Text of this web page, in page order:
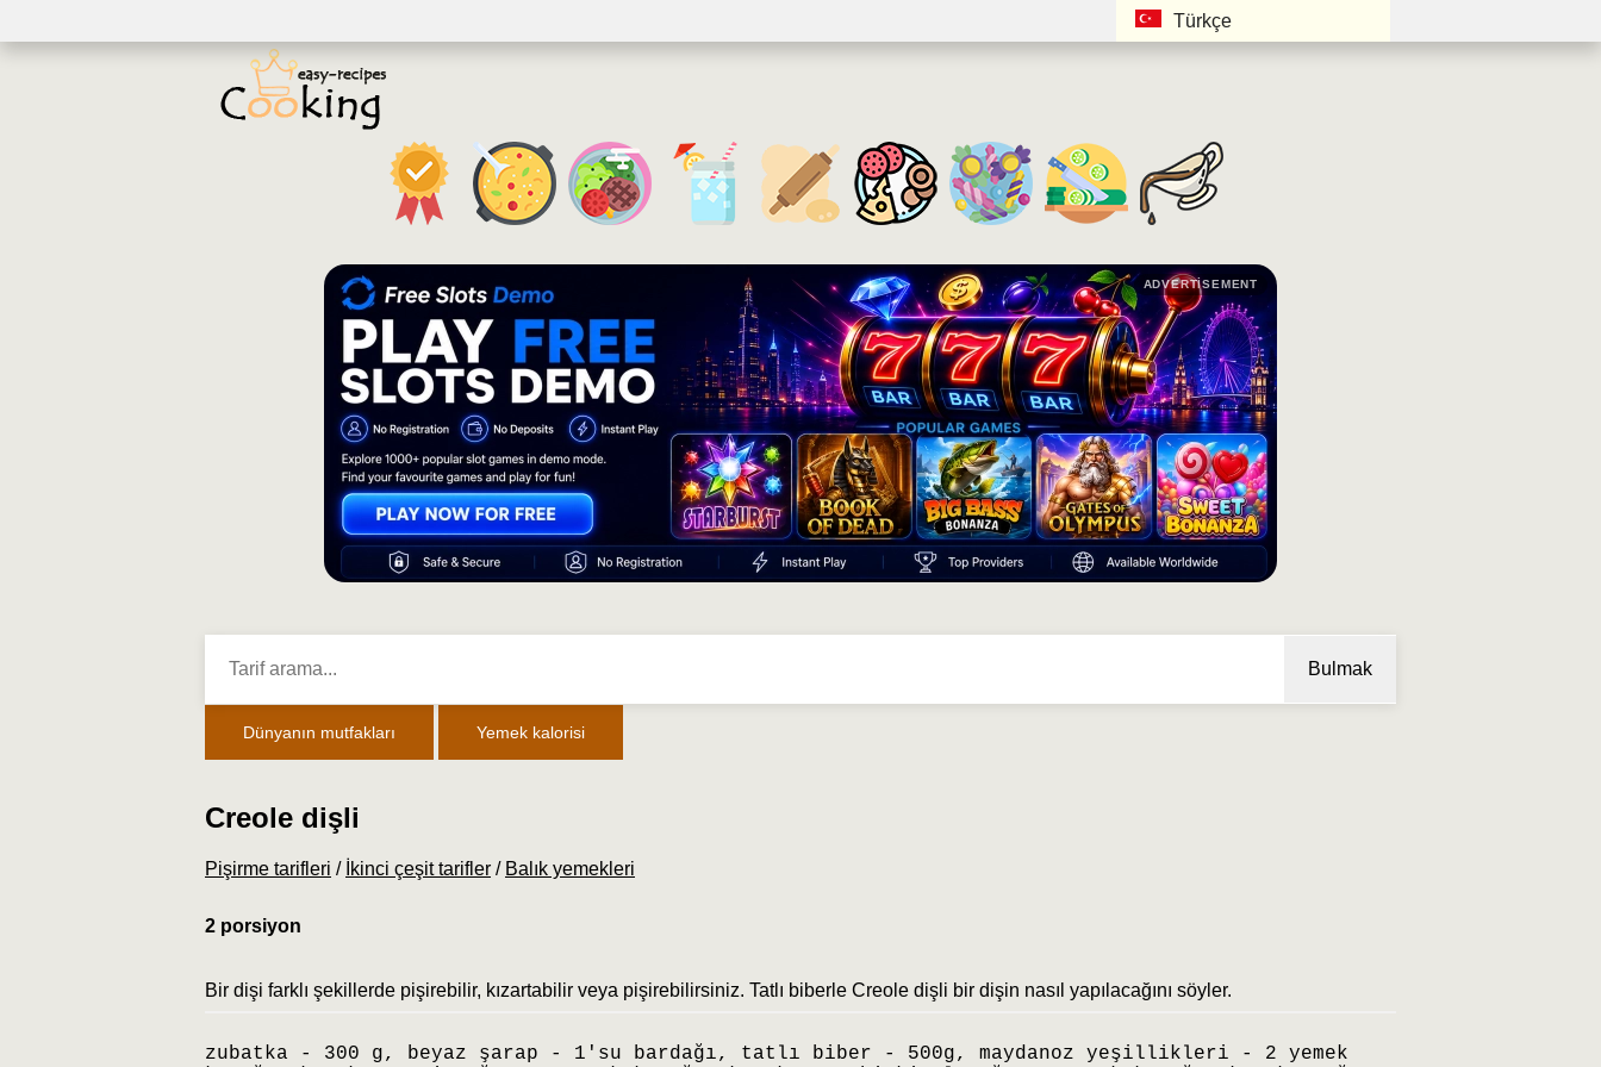
Türkçe
ADVERTISEMENT
Bulmak
Dünyanın mutfakları Yemek kalorisi
Creole dişli
Pişirme tarifleri / İkinci çeşit tarifler / Balık yemekleri
2 porsiyon
Bir dişi farklı şekillerde pişirebilir, kızartabilir veya pişirebilirsiniz. Tatlı biberle Creole dişli bir dişin nasıl yapılacağını söyler.
zubatka - 300 g, beyaz şarap - 1'su bardağı, tatlı biber - 500g, maydanoz yeşillikleri - 2 yemek